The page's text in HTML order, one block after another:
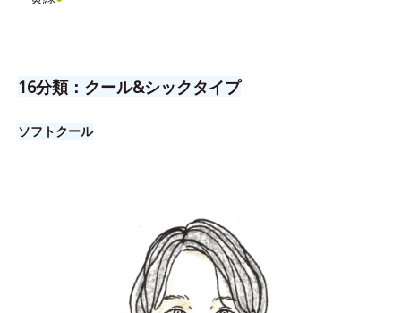
16分類：クール&シックタイプ
ソフトクール